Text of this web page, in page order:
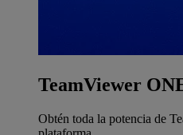
TeamViewer
Obtén toda la potencia de